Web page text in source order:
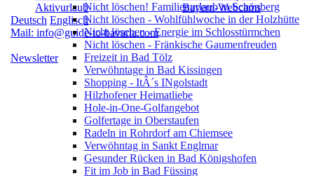
Aktivurlaub
Bayern-Webcams
Deutsch Englisch
Mail: info@guide-to-bavaria.com
Newsletter
Nicht löschen! Familienurlaub in Schönberg
Nicht löschen - Wohlfühlwoche in der Holzhütte
Nicht löschen - Energie im Schlosstürmchen
Nicht löschen - Fränkische Gaumenfreuden
Freizeit in Bad Tölz
Verwöhntage in Bad Kissingen
Shopping - ItÂ´s INgolstadt
Hilzhofener Heimatliebe
Hole-in-One-Golfangebot
Golfertage in Oberstaufen
Radeln in Rohrdorf am Chiemsee
Verwöhntag in Sankt Englmar
Gesunder Rücken in Bad Königshofen
Fit im Job in Bad Füssing